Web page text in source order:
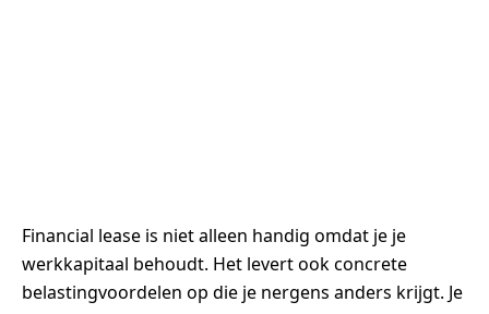
Financial lease is niet alleen handig omdat je je
werkkapitaal behoudt. Het levert ook concrete
belastingvoordelen op die je nergens anders krijgt. Je